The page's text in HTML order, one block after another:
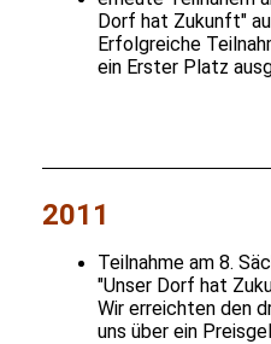
Dorf hat Zukunft"
Erfolgreiche
ein Erster Platz
2011
Teilnahme am 8.
"Unser Dorf hat
Wir erreichten den
uns über ein